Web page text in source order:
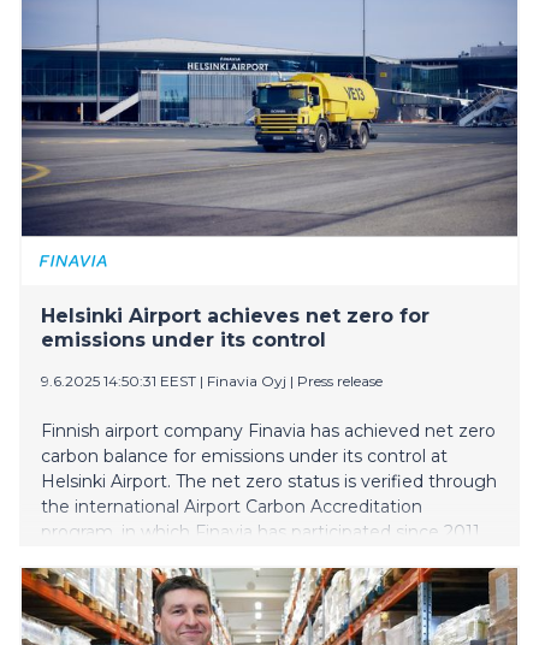
Helsinki Airport achieves net zero for
emissions under its control
9.6.2025 14:50:31 EEST | Finavia Oyj | Press release
Finnish airport company Finavia has achieved net zero
carbon balance for emissions under its control at
Helsinki Airport. The net zero status is verified through
the international Airport Carbon Accreditation
program, in which Finavia has participated since 2011.
at least 90% absolute CO2 emissions reductions in
Scope 1 and 2, while committing to reach net zero in
Scope 3 by 2050. Airports are accredited at seven